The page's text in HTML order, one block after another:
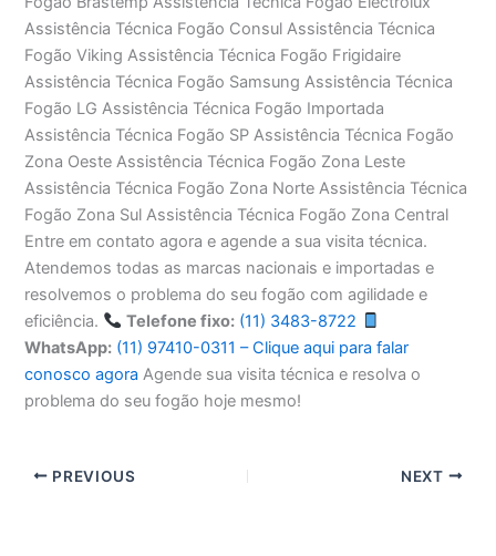
Assistência Técnica Fogão Consul Assistência Técnica
Fogão Viking Assistência Técnica Fogão Frigidaire
Assistência Técnica Fogão Samsung Assistência Técnica
Fogão LG Assistência Técnica Fogão Importada
Assistência Técnica Fogão SP Assistência Técnica Fogão
Zona Oeste Assistência Técnica Fogão Zona Leste
Assistência Técnica Fogão Zona Norte Assistência Técnica
Fogão Zona Sul Assistência Técnica Fogão Zona Central
Entre em contato agora e agende a sua visita técnica.
Atendemos todas as marcas nacionais e importadas e
resolvemos o problema do seu fogão com agilidade e
eficiência.
Telefone fixo: (11) 3483-8722
WhatsApp: (11) 97410-0311 – Clique aqui para falar
conosco agora Agende sua visita técnica e resolva o
problema do seu fogão hoje mesmo!
PREVIOUS NEXT